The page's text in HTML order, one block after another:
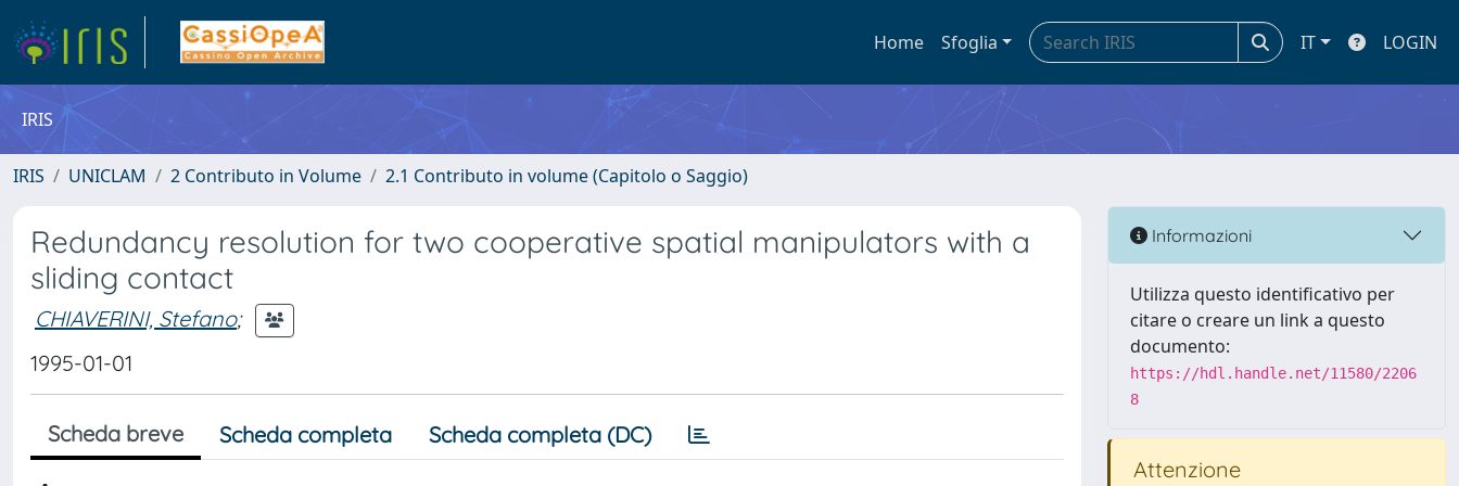
Home Sfoglia IT LOGIN
IRIS
IRIS UNICLAM 2 Contributo in Volume 2.1 Contributo in volume (Capitolo o Saggio)
Redundancy resolution for two cooperative spatial manipulators with a
sliding contact
CHIAVERINI, Stefano;
1995-01-01
Scheda breve Scheda completa Scheda completa (DC)
Informazioni
Utilizza questo identificativo per
citare o creare un link a questo
documento:
https://hdl.handle.net/11580/2206
8
Attenzione